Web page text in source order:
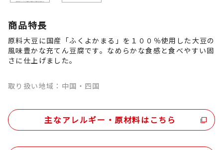
商品特長
原料大豆に国産「ふくよかまる」を１００％使用した大豆の
風味豊かな充てん豆腐です。なめらかな食感と食べやすい固
さに仕上げました。
取り扱い地域：中国・四国
主なアレルギー・原材料はこちら